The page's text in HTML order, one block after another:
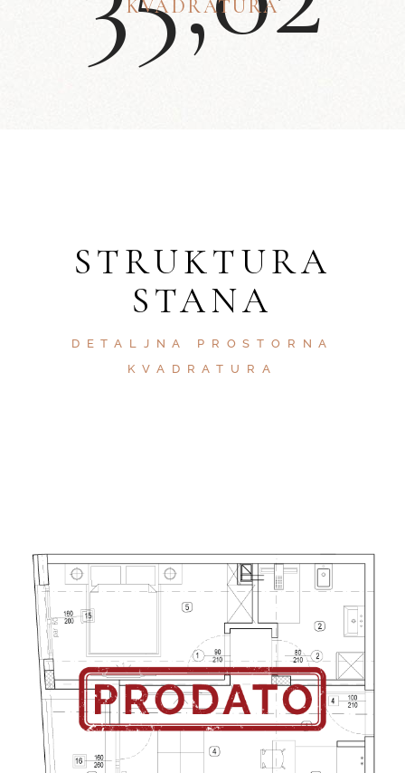
KVADRATURA
STRUKTURA
STANA
DETALJNA PROSTORNA
KVADRATURA